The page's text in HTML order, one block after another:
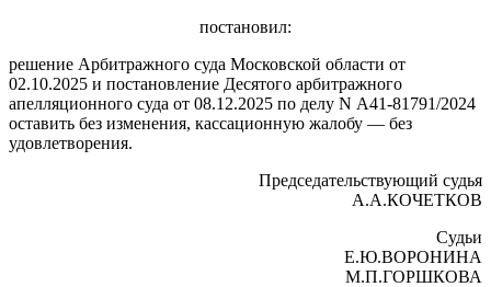
постановил:
решение Арбитражного суда Московской области от
02.10.2025 и постановление Десятого арбитражного
апелляционного суда от 08.12.2025 по делу N А41-81791/2024
оставить без изменения, кассационную жалобу — без
удовлетворения.
Председательствующий судья
А.А.КОЧЕТКОВ
Судьи
Е.Ю.ВОРОНИНА
М.П.ГОРШКОВА